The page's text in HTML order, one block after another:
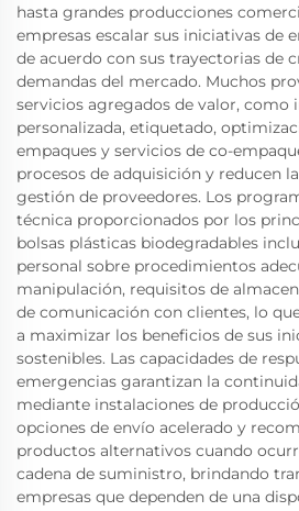
hasta grandes producciones
empresas escalar sus iniciativas de
de acuerdo con sus trayectorias de
demandas del mercado. Muchos
servicios agregados de valor, como
personalizada, etiquetado,
empaques y servicios de co-
procesos de adquisición y reducen
gestión de proveedores. Los
técnica proporcionados por los
bolsas plásticas biodegradables
personal sobre procedimientos
manipulación, requisitos de
de comunicación con clientes, lo
a maximizar los beneficios de sus
sostenibles. Las capacidades de
emergencias garantizan la
mediante instalaciones de
opciones de envío acelerado y
productos alternativos cuando
cadena de suministro, brindando
empresas que dependen de una